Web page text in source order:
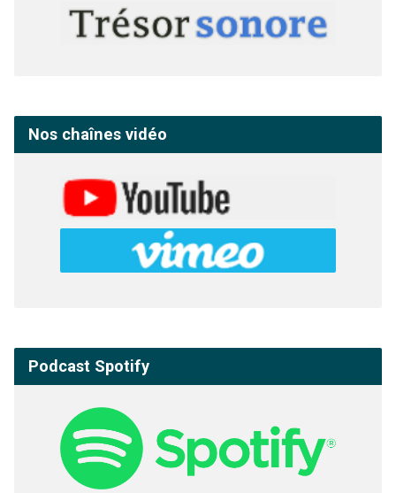
Nos chaînes vidéo
Podcast Spotify